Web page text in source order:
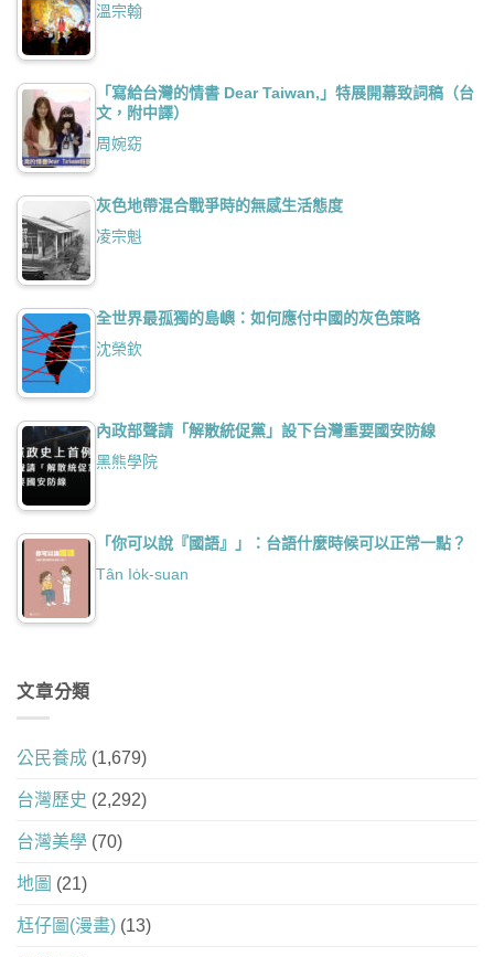
溫宗翰
「寫給台灣的情書 Dear Taiwan,」特展開幕致詞稿（台
文，附中譯）
周婉窈
灰色地帶混合戰爭時的無感生活態度
凌宗魁
全世界最孤獨的島嶼：如何應付中國的灰色策略
沈榮欽
內政部聲請「解散統促黨」設下台灣重要國安防線
黑熊學院
「你可以說『國語』」：台語什麼時候可以正常一點？
Tân Io̍k-suan
文章分類
公民養成 (1,679)
台灣歷史 (2,292)
台灣美學 (70)
地圖 (21)
尪仔圖(漫畫) (13)